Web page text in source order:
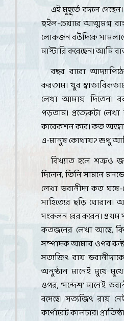
এই মুহূর্তে বদলে
হুইল-চেয়ারে আত্মমগ্ন
লোকজন বউদিকে
মাস্টারি করেছেন। আমি
বছর বারো
করতাম। খুব
লেখা আমায় দিতেন।
পড়তাম। প্রত্যেকটা
কারেকশন করে। কত
এ-মানুষ কোথায়?শুধু
বিখ্যাত হলে শত্রুও
দিলেন,তিনি সামনে
লেখা ভবানীদা কত
সাহিত্যের ছড়ি
সংকলন বের করেন।
কতজনের লেখা আছে,
সম্পাদক আমার ওপর
সত্যজিৎ রায়
অনুষ্ঠান মানেই মুখে
ওপর, ‘সন্দেশ’মানেই
বসেছে। সত্যজিৎ রায়
কর্পোরেট কালচার।